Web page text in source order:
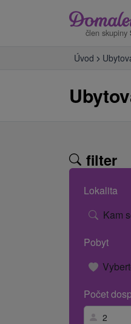
člen skupiny
Úvod
filter
Lokalita
Kam
Pobyt
Počet